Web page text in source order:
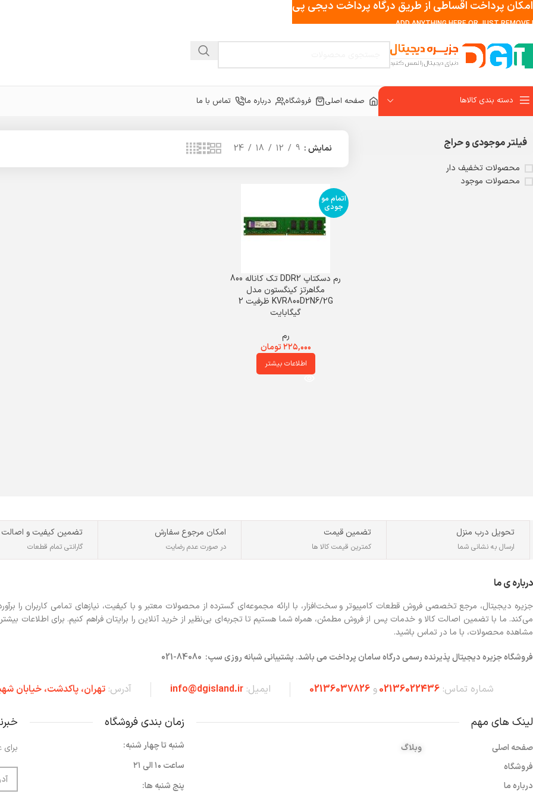
ADD ANYTHING HERE OR JUST REMOVE
دسته بندی کالاها صفحه اصلی فروشگاه درباره ما تماس با ما
فیلتر موجودی و حراج
محصولات تخفیف دار
محصولات موجود
نمایش 9
12
18
24
اتمام مو
جودی
رم دسکتاپ DDR2 تک کاناله 800
مگاهرتز کینگستون مدل
KVR800D2N6/2G ظرفیت 2
گیگابایت
رم
۲۲۵,۰۰۰تومان
اطلاعات بیشتر
تحویل درب منزل
ارسال به نشانی شما
تضمین قیمت
کمترین قیمت کالا ها
امکان مرجوع سفارش
در صورت عدم رضایت
تضمین کیفیت و اصالت
گارانتی تمام قطعات
درباره ی ما
جزیره دیجیتال، مرجع تخصصی فروش قطعات کامپیوتر و سخت‌افزار، با ارائه مجموعه‌ای گسترده از محصولات معتبر و با کیفیت، نیازهای تمامی کاربران را
می‌کند. ما با تضمین اصالت کالا و خدمات پس از فروش مطمئن، همراه شما هستیم تا تجربه‌ای بی‌نظیر از خرید آنلاین را برایتان فراهم کنیم. برای اطلاعات
مشاهده محصولات، با ما در تماس باشید.
فروشگاهجزیره دیجیتال پذیرنده رسمی درگاه سامان پرداخت می باشد. پشتیبانی شبانه روزی سپ: 84080-021
شماره تماس:02136022436و02136037826 ایمیل:info@dgisland.ir آدرس:تهران،‌ پاکدشت، خیابان
لینک های مهم
صفحه اصلی
فروشگاه
درباره ما
وبلاگ
زمان بندی فروشگاه
شنبه تا چهار شنبه:
ساعت ۱۰ الی ۲۱
پنج شنبه ها:
امکان پرداخت اقساطی از طریق درگاه پرداخت دیجی پی